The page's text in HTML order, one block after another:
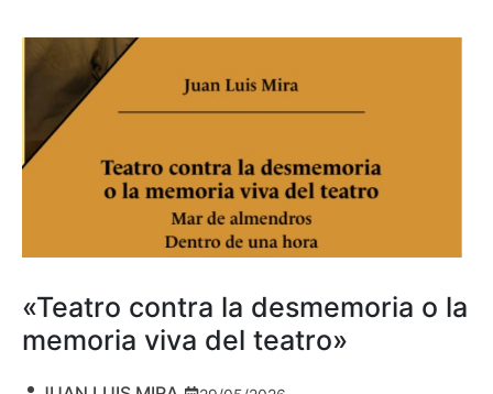
«Teatro contra la desmemoria o la
memoria viva del teatro»